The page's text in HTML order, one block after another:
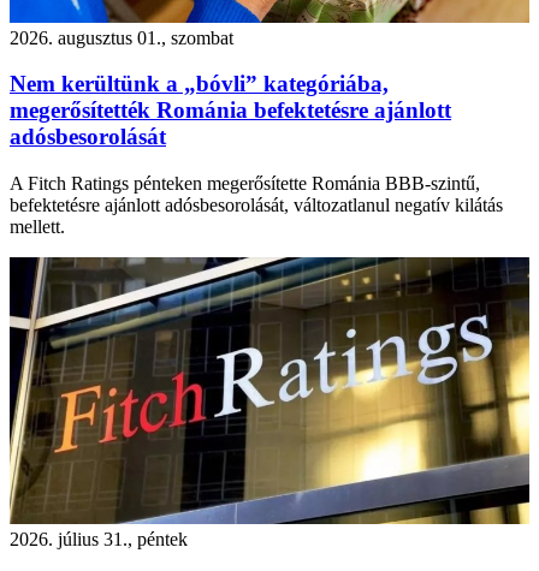
2026. augusztus 01., szombat
Nem kerültünk a „bóvli” kategóriába,
megerősítették Románia befektetésre ajánlott
adósbesorolását
A Fitch Ratings pénteken megerősítette Románia BBB-szintű,
befektetésre ajánlott adósbesorolását, változatlanul negatív kilátás
mellett.
2026. július 31., péntek